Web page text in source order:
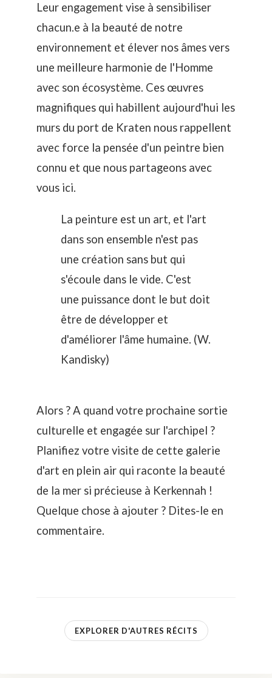
Leur engagement vise à sensibiliser
chacun.e à la beauté de notre
environnement et élever nos âmes vers
une meilleure harmonie de l'Homme
avec son écosystème. Ces œuvres
magnifiques qui habillent aujourd'hui les
murs du port de Kraten nous rappellent
avec force la pensée d'un peintre bien
connu et que nous partageons avec
vous ici.
La peinture est un art, et l'art
dans son ensemble n'est pas
une création sans but qui
s'écoule dans le vide. C'est
une puissance dont le but doit
être de développer et
d'améliorer l'âme humaine. (W.
Kandisky)
Alors ? A quand votre prochaine sortie
culturelle et engagée sur l'archipel ?
Planifiez votre visite de cette galerie
d'art en plein air qui raconte la beauté
de la mer si précieuse à Kerkennah !
Quelque chose à ajouter ? Dites-le en
commentaire.
EXPLORER D'AUTRES RÉCITS